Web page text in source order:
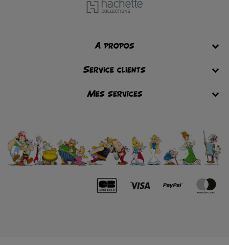
A propos
Service clients
Mes services